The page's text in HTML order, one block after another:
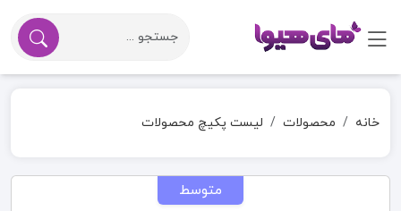
خانه محصولات لیست پکیچ محصولات
متوسط